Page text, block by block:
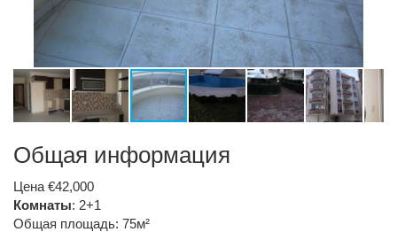
Общая информация
Цена €42,000
Комнаты: 2+1
Общая площадь: 75м²